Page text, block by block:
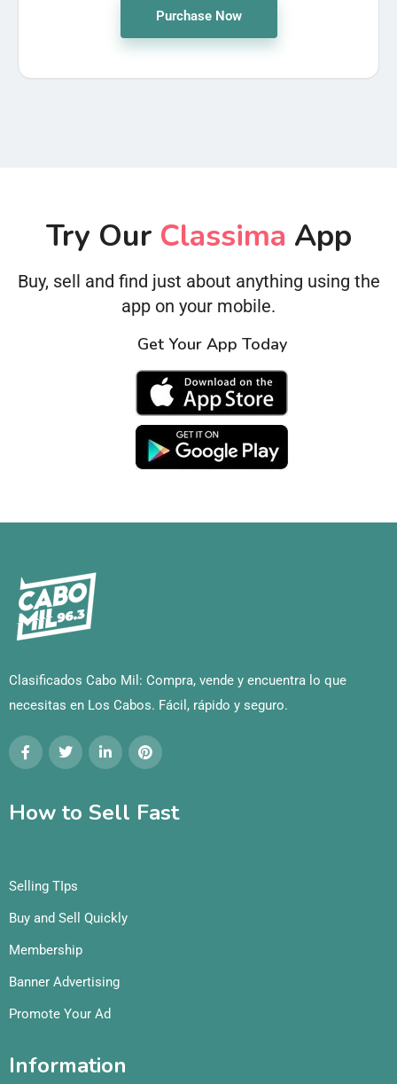
Purchase Now
Try Our Classima App
Buy, sell and find just about anything using the
app on your mobile.
Get Your App Today
Clasificados Cabo Mil: Compra, vende y encuentra lo que
necesitas en Los Cabos. Fácil, rápido y seguro.
How to Sell Fast
Selling TIps
Buy and Sell Quickly
Membership
Banner Advertising
Promote Your Ad
Information